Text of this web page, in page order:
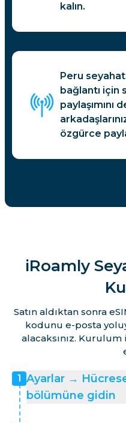
kalın.
Peru
bağlantı için
paylaşımını
özgürce
iRoamly
Satın aldıktan sonra
kodunu e-posta
alacaksınız.
1
Ayarlar →
bölümüne gidin